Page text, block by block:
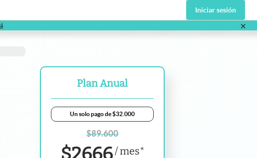
Iniciar sesión
abre en nueva pestaña ×
Plan Anual
Un solo pago de $32.000
$89.600
/mes*